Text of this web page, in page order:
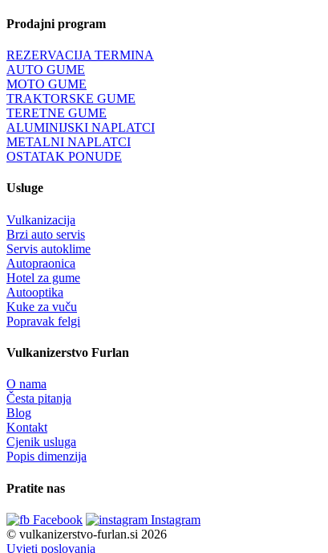
Prodajni program
REZERVACIJA TERMINA
AUTO GUME
MOTO GUME
TRAKTORSKE GUME
TERETNE GUME
ALUMINIJSKI NAPLATCI
METALNI NAPLATCI
OSTATAK PONUDE
Usluge
Vulkanizacija
Brzi auto servis
Servis autoklime
Autopraonica
Hotel za gume
Autooptika
Kuke za vuču
Popravak felgi
Vulkanizerstvo Furlan
O nama
Česta pitanja
Blog
Kontakt
Cjenik usluga
Popis dimenzija
Pratite nas
Facebook
Instagram
© vulkanizerstvo-furlan.si 2026
Uvjeti poslovanja